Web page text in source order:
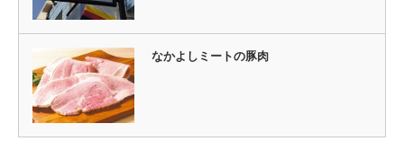
なかよしミートの豚肉